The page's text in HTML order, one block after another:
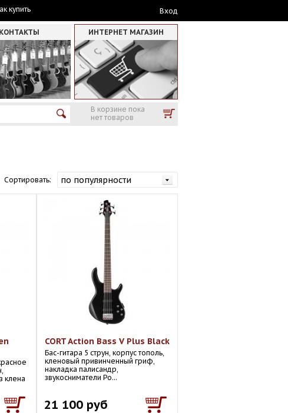
купить Вход
КОНТАКТЫ ИНТЕРНЕТ МАГАЗИН
В корзине пока
нет товаров
Сортировать:
клена
CORT Action Bass V Plus Black
Бас-гитара 5 струн, корпус тополь,
кленовый привинченный гриф,
накладка палисандр,
звукосниматели Po...
21 100 руб